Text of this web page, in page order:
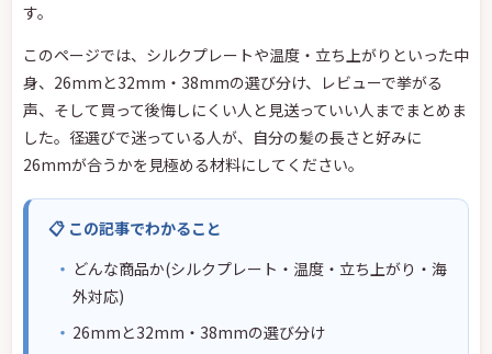
す。
このページでは、シルクプレートや温度・立ち上がりといった中
身、26mmと32mm・38mmの選び分け、レビューで挙がる
声、そして買って後悔しにくい人と見送っていい人までまとめま
した。径選びで迷っている人が、自分の髪の長さと好みに
26mmが合うかを見極める材料にしてください。
📋 この記事でわかること
どんな商品か(シルクプレート・温度・立ち上がり・海
外対応)
26mmと32mm・38mmの選び分け